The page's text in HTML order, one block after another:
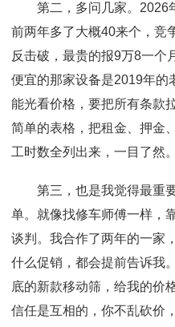
第二，多问几家。2026
前两年多了大概40来个，竞
反击破，最贵的报9万8一个
便宜的那家设备是2019年的
能光看价格，要把所有条款
简单的表格，把租金、押金
工时数全列出来，一目了然。
第三，也是我觉得最重
单。就像找修车师傅一样，
谈判。我合作了两年的一家
什么促销，都会提前告诉我
底的新款移动筛，给我的价
信任是互相的，你不乱砍价